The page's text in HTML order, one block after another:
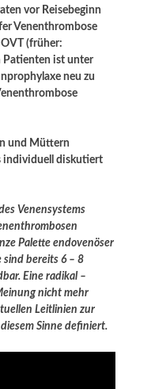
vor Reisebeginn
Venenthrombose
(früher:
Patienten ist unter
neu zu
und Müttern
individuell diskutiert
Venensystems
Palette endovenöser
sind bereits 6 – 8
Eine radikal –
nicht mehr
Leitlinien zur
Sinne definiert.